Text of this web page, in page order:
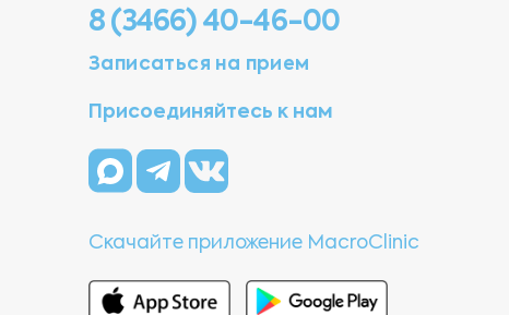
8 (3466) 40-46-00
Записаться на прием
Присоединяйтесь к нам
Скачайте приложение MacroClinic